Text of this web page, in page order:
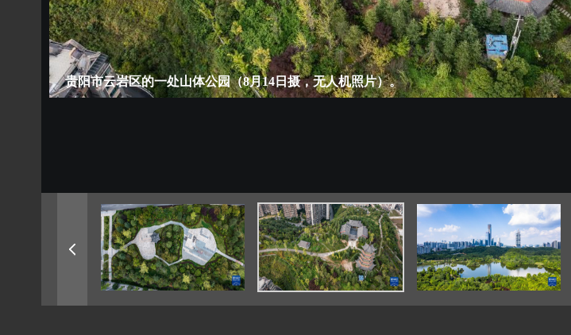
贵阳市云岩区的一处山体公园（8月14日摄，无人机照片）。